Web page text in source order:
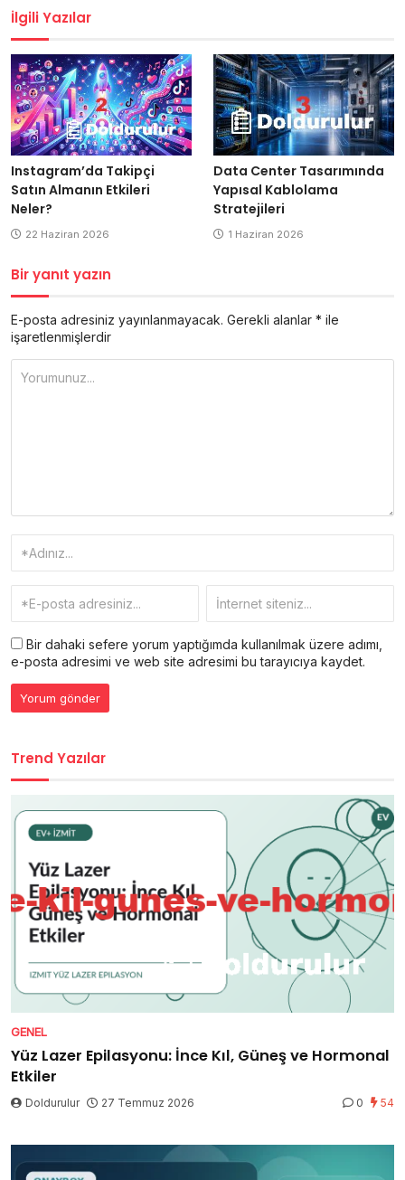
İlgili Yazılar
Instagram’da Takipçi
Satın Almanın Etkileri
Neler?
22 Haziran 2026
Data Center Tasarımında
Yapısal Kablolama
Stratejileri
1 Haziran 2026
Bir yanıt yazın
E-posta adresiniz yayınlanmayacak. Gerekli alanlar * ile
işaretlenmişlerdir
Bir dahaki sefere yorum yaptığımda kullanılmak üzere adımı,
e-posta adresimi ve web site adresimi bu tarayıcıya kaydet.
Trend Yazılar
GENEL
Yüz Lazer Epilasyonu: İnce Kıl, Güneş ve Hormonal
Etkiler
Doldurulur 27 Temmuz 2026 0 54